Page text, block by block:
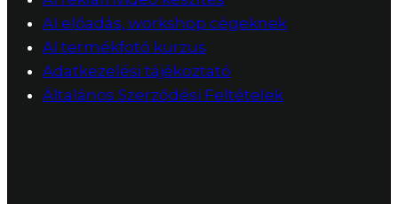
AI előadás, workshop cégeknek
AI termékfotó kurzus
Adatkezelési tájékoztató
Általános Szerződési Feltételek